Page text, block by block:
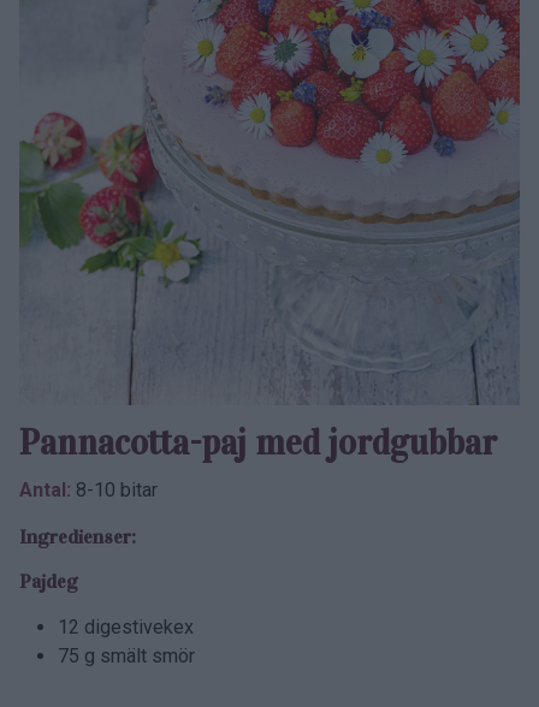
Pannacotta-paj med jordgubbar
Antal: 8-10 bitar
Ingredienser:
Pajdeg
12 digestivekex
75 g smält smör